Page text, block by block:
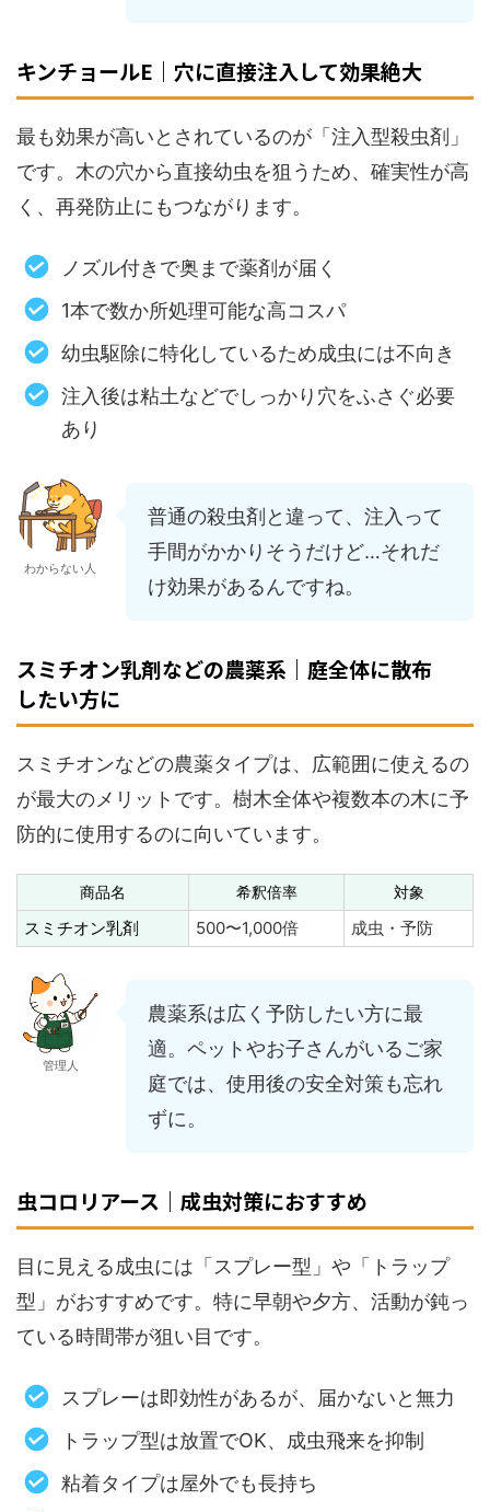
キンチョールE｜穴に直接注入して効果絶大
最も効果が高いとされているのが「注入型殺虫剤」
です。木の穴から直接幼虫を狙うため、確実性が高
く、再発防止にもつながります。
ノズル付きで奥まで薬剤が届く
1本で数か所処理可能な高コスパ
幼虫駆除に特化しているため成虫には不向き
注入後は粘土などでしっかり穴をふさぐ必要
あり
わからない人
普通の殺虫剤と違って、注入って
手間がかかりそうだけど…それだ
け効果があるんですね。
スミチオン乳剤などの農薬系｜庭全体に散布
したい方に
スミチオンなどの農薬タイプは、広範囲に使えるの
が最大のメリットです。樹木全体や複数本の木に予
防的に使用するのに向いています。
商品名 希釈倍率 対象
スミチオン乳剤 500〜1,000倍 成虫・予防
管理人
農薬系は広く予防したい方に最
適。ペットやお子さんがいるご家
庭では、使用後の安全対策も忘れ
ずに。
虫コロリアース｜成虫対策におすすめ
目に見える成虫には「スプレー型」や「トラップ
型」がおすすめです。特に早朝や夕方、活動が鈍っ
ている時間帯が狙い目です。
スプレーは即効性があるが、届かないと無力
トラップ型は放置でOK、成虫飛来を抑制
粘着タイプは屋外でも長持ち